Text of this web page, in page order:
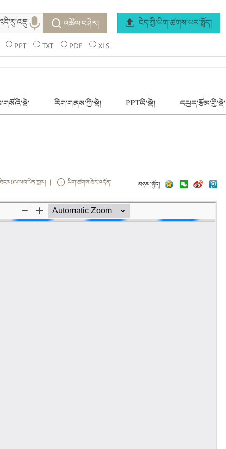
འཚོལ་བཤེར། ངེད་ཀྱི་ཡིག་ཚགས་ཡར་སྤྲོད།
PPT TXT PDF XLS
རིག་གནས་ཀྱི་སྡེ། PPTཡི་སྡེ། དཔྱད་རྩོམ་གྱི་སྡེ།
མཉམ་སྤྱོད།
| ཡིག་ཚགས་ཐེར་འདོན།